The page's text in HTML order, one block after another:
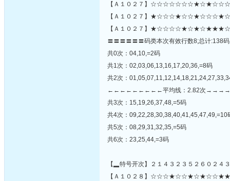
【Ａ１０２７】
【Ａ１０２７】
【Ａ１０２７】
〓〓〓〓〓〓码类本次有效行数8;总计:138
共0次：04,10,=2码
共1次：02,03,06,13,16,17,20,36,=8码
共2次：
←←←←←←←←←平均线：2.82次
共3次：15,19,26,37,48,=5码
共4次：09,22,28,30,38,40,41,45,47,49,=10
共5次：08,29,31,32,35,=5码
共6次：23,25,44,=3码
【▂特号开次】２１４３２３５２６０２４
【Ａ１０２８】